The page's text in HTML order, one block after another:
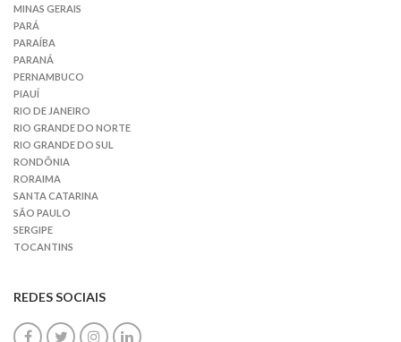
MINAS GERAIS
PARÁ
PARAÍBA
PARANÁ
PERNAMBUCO
PIAUÍ
RIO DE JANEIRO
RIO GRANDE DO NORTE
RIO GRANDE DO SUL
RONDÔNIA
RORAIMA
SANTA CATARINA
SÃO PAULO
SERGIPE
TOCANTINS
REDES SOCIAIS